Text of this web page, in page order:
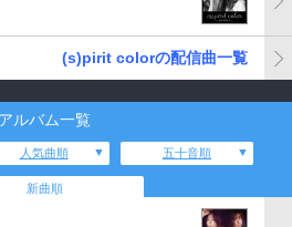
(s)pirit colorの配信曲一覧
アルバム一覧
人気曲順 五十音順
新曲順